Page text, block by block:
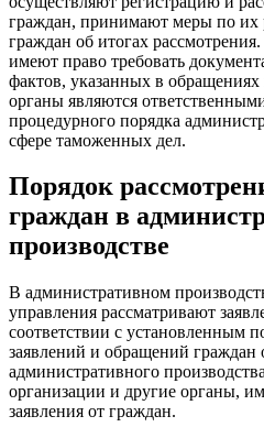
граждан, принимают меры по
граждан об итогах
имеют право требовать
фактов, указанных в
органы являются
процедурного порядка
сфере таможенных дел.
Порядок
граждан в
производстве
В административном
управления рассматривают
соответствии с установленным
заявлений и обращений граждан
административного
организации и другие органы,
заявления от граждан.